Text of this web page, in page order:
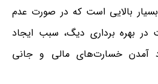
بالایی است که در صورت عدم
در بهره برداری دیگ، سبب ایجاد
آمدن خسارت‌های مالی و جانی